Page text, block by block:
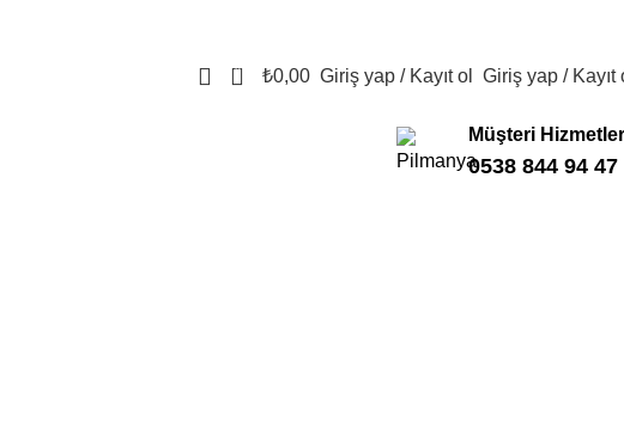
0 ₺0,00 Giriş yap / Kayıt ol Giriş yap / Kayıt
Müşteri
0538 844 94 47